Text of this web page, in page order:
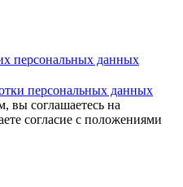
персональных данных
персональных данных
вы соглашаетесь на
согласие с положениями